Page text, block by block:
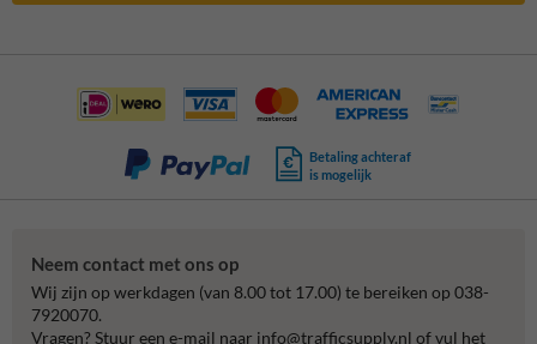
Betaling achteraf
is mogelijk
Neem contact met ons op
Wij zijn op werkdagen (van 8.00 tot 17.00) te bereiken op 038-
7920070.
Vragen? Stuur een e-mail naar info@trafficsupply.nl of vul het